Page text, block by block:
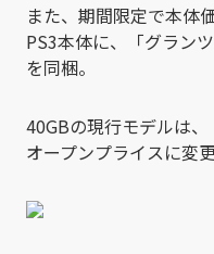
また、期間限定で本体
PS3本体に、「グラン
を同梱。
40GBの現行モデルは、
オープンプライスに変更